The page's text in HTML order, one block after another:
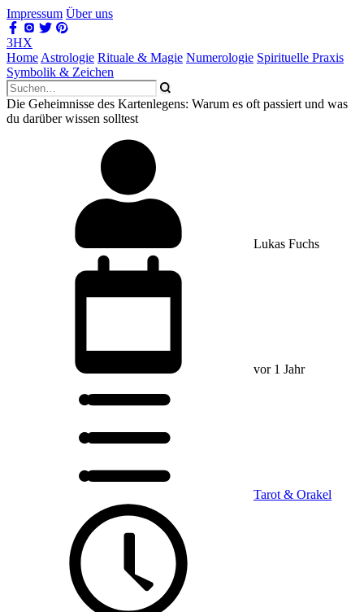
Impressum Über uns
3HX
Home Astrologie Rituale & Magie Numerologie Spirituelle Praxis
Symbolik & Zeichen
Die Geheimnisse des Kartenlegens: Warum es oft passiert und was
du darüber wissen solltest
Lukas Fuchs
vor 1 Jahr
Tarot & Orakel